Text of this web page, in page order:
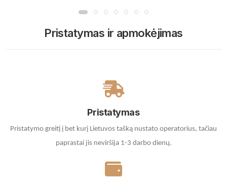
Pristatymas ir apmokėjimas
Pristatymas
Pristatymo greitį į bet kurį Lietuvos tašką nustato operatorius, tačiau
paprastai jis neviršija 1-3 darbo dienų.